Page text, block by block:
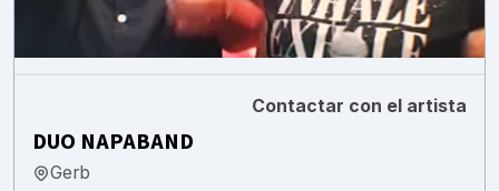
Contactar con el artista
DUO NAPABAND
Gerb